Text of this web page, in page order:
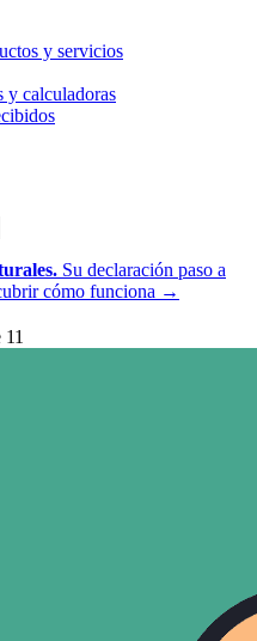
y servicios
y calculadoras
Su declaración paso a
cómo funciona →
11